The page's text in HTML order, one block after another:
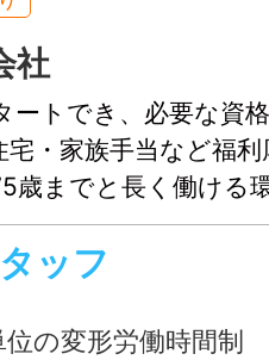
社
ートでき、必要な資
宅・家族手当など福
歳までと長く働ける
支える安定企業で腰
ッフ
の変形労働時間制